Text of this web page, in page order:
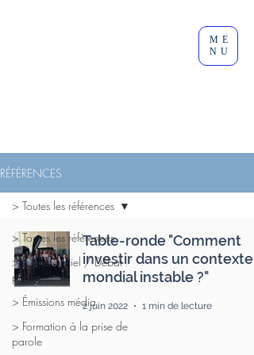
ME
NU
RÉFÉRENCES
> Toutes les références
> Événementiel / Débat
public
> Émissions média
> Formation à la prise de
parole
> Toutes les références
Table-ronde "Comment
investir dans un contexte
mondial instable ?"
2 juin 2022 1 min de lecture